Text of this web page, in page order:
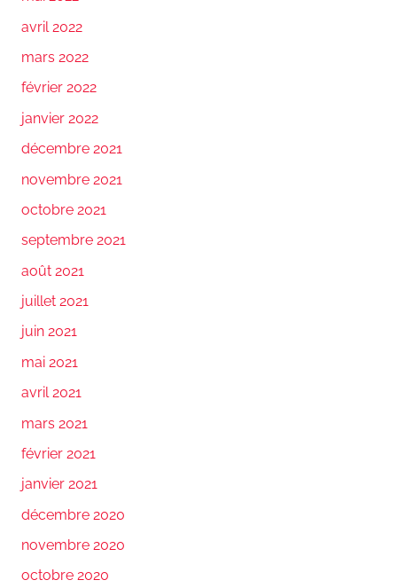
avril 2022
mars 2022
février 2022
janvier 2022
décembre 2021
novembre 2021
octobre 2021
septembre 2021
août 2021
juillet 2021
juin 2021
mai 2021
avril 2021
mars 2021
février 2021
janvier 2021
décembre 2020
novembre 2020
octobre 2020